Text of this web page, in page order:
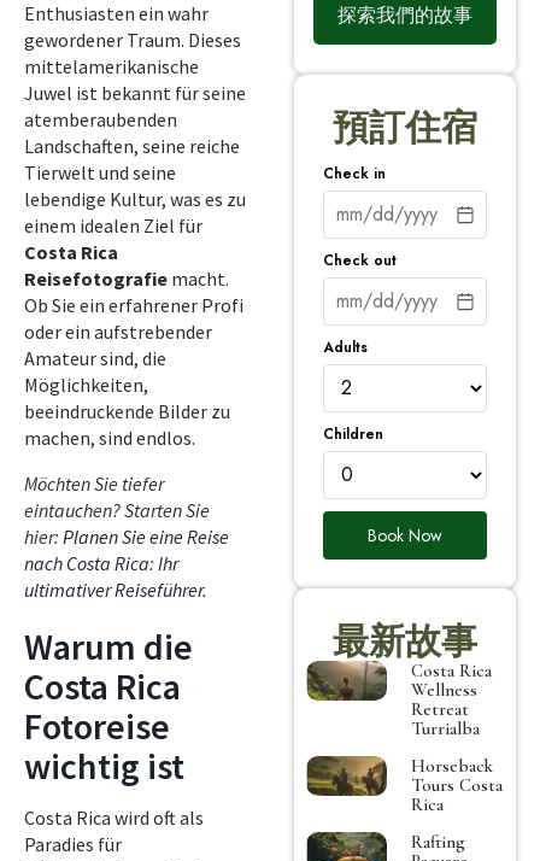
Enthusiasten ein wahr
gewordener Traum. Dieses
mittelamerikanische
Juwel ist bekannt für seine
atemberaubenden
Landschaften, seine reiche
Tierwelt und seine
lebendige Kultur, was es zu
einem idealen Ziel für
Costa Rica
Reisefotografie macht.
Ob Sie ein erfahrener Profi
oder ein aufstrebender
Amateur sind, die
Möglichkeiten,
beeindruckende Bilder zu
machen, sind endlos.
Möchten Sie tiefer
eintauchen? Starten Sie
hier: Planen Sie eine Reise
nach Costa Rica: Ihr
ultimativer Reiseführer.
Warum die
Costa Rica
Fotoreise
wichtig ist
Costa Rica wird oft als
Paradies für
探索我們的故事
預訂住宿
Check in
Check out
Adults
Children
Book Now
最新故事
Costa Rica
Wellness
Retreat
Turrialba
Horseback
Tours Costa
Rica
Rafting